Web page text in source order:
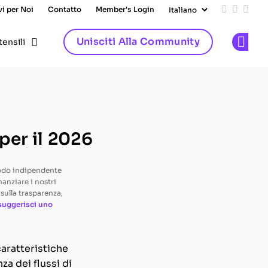
per Noi Contatto Member's Login Add us
Follow
Unisciti Alla Community
il 2026
indipendente
i nostri
trasparenza,
uno
dei flussi di